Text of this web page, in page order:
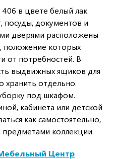
в цвете белый лак
посуды, документов и
дверями расположены
положение которых
от потребностей. В
выдвижных ящиков для
хранить отдельно.
под шкафом.
кабинета или детской
как самостоятельно,
предметами коллекции.
Центр